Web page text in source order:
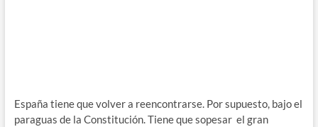
España tiene que volver a reencontrarse. Por supuesto, bajo el
paraguas de la Constitución. Tiene que sopesar el gran